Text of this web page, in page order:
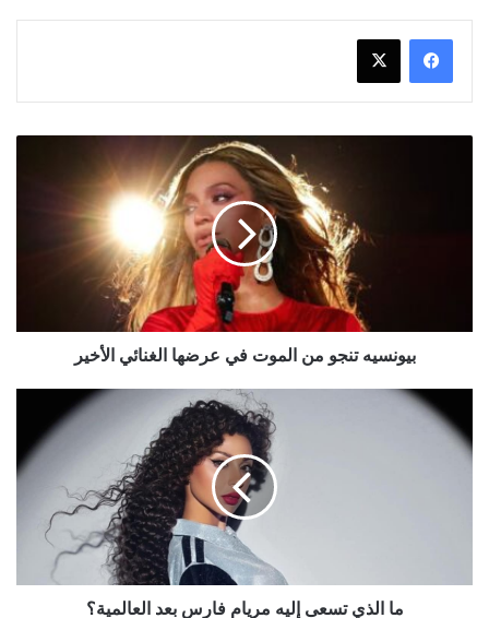
بيونسيه تنجو من الموت في عرضها الغنائي الأخير
الذي
تسعى
إليه
ما الذي تسعى إليه مريام فارس بعد العالمية؟